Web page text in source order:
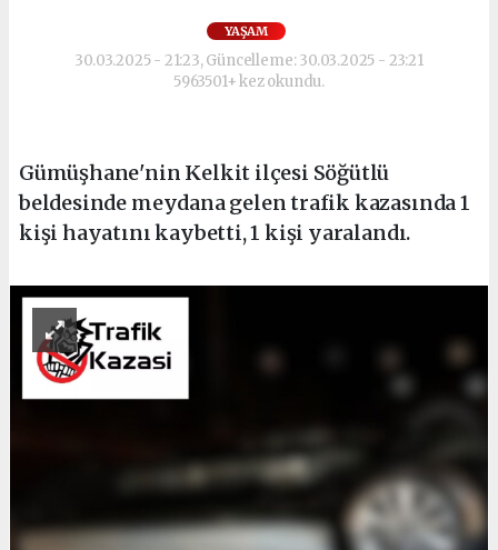
YAŞAM
30.03.2025 - 21:23, Güncelleme: 30.03.2025 - 23:21
5963501+ kez okundu.
Gümüşhane'nin Kelkit ilçesi Söğütlü
beldesinde meydana gelen trafik kazasında 1
kişi hayatını kaybetti, 1 kişi yaralandı.